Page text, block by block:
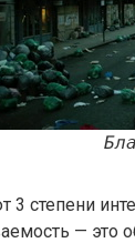
3 степени
—